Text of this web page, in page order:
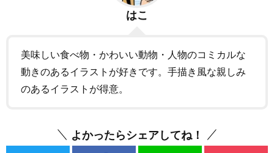
はこ
美味しい食べ物・かわいい動物・人物のコミカルな
動きのあるイラストが好きです。手描き風な親しみ
のあるイラストが得意。
よかったらシェアしてね！